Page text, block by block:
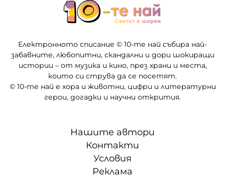
Електронното списание © 10-те най събира най-
забавните, любопитни, скандални и дори шокиращи
истории – от музика и кино, през храни и места,
които си струва да се посетят.
© 10-те най е хора и животни, цифри и литературни
герои, догадки и научни открития.
Нашите автори
Контакти
Условия
Реклама